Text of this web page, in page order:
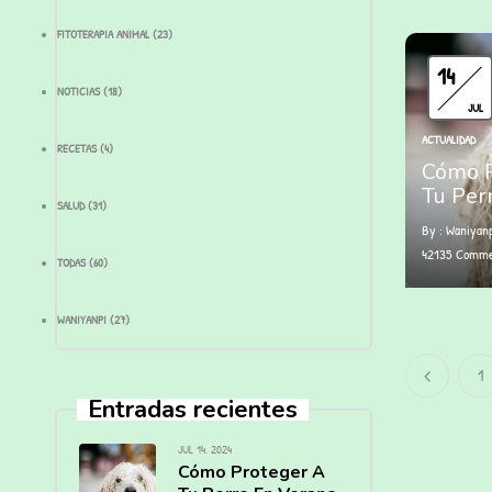
FITOTERAPIA ANIMAL (23)
NOTICIAS(18)
RECETAS(4)
SALUD(31)
TODAS(60)
WANIYANPI (27)
Entradas recientes
JUL 14, 2024
Cómo Proteger A
14
JUL
ACTUALIDAD
Cómo
Tu
By :
42135
1